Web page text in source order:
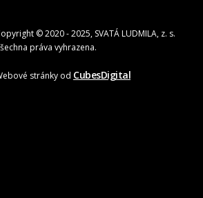
© 2020 - 2025, SVATÁ LUDMILA, z. s.
práva vyhrazena.
stránky od CubesDigital